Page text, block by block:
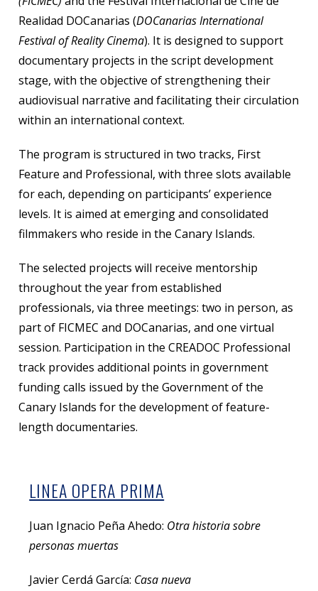
Realidad DOCanarias (DOCanarias International
Festival of Reality Cinema). It is designed to support
documentary projects in the script development
stage, with the objective of strengthening their
audiovisual narrative and facilitating their circulation
within an international context.
The program is structured in two tracks, First
Feature and Professional, with three slots available
for each, depending on participants’ experience
levels. It is aimed at emerging and consolidated
filmmakers who reside in the Canary Islands.
The selected projects will receive mentorship
throughout the year from established
professionals, via three meetings: two in person, as
part of FICMEC and DOCanarias, and one virtual
session. Participation in the CREADOC Professional
track provides additional points in government
funding calls issued by the Government of the
Canary Islands for the development of feature-
length documentaries.
LINEA OPERA PRIMA
Juan Ignacio Peña Ahedo: Otra historia sobre
personas muertas
Javier Cerdá García: Casa nueva